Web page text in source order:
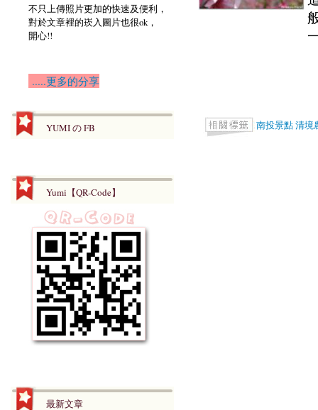
不只上傳照片更加的快速及便利，
對於文章裡的崁入圖片也很ok，
開心!!
.....更多的分享
YUMI の FB
Yumi【QR-Code】
最新文章
南投景點清境